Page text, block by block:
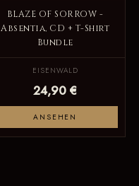
BLAZE OF SORROW -
Absentia, CD + T-Shirt
Bundle
EISENWALD
24,90 €
ANSEHEN